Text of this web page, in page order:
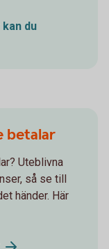
du
betalar
Uteblivna
så se till
händer. Här